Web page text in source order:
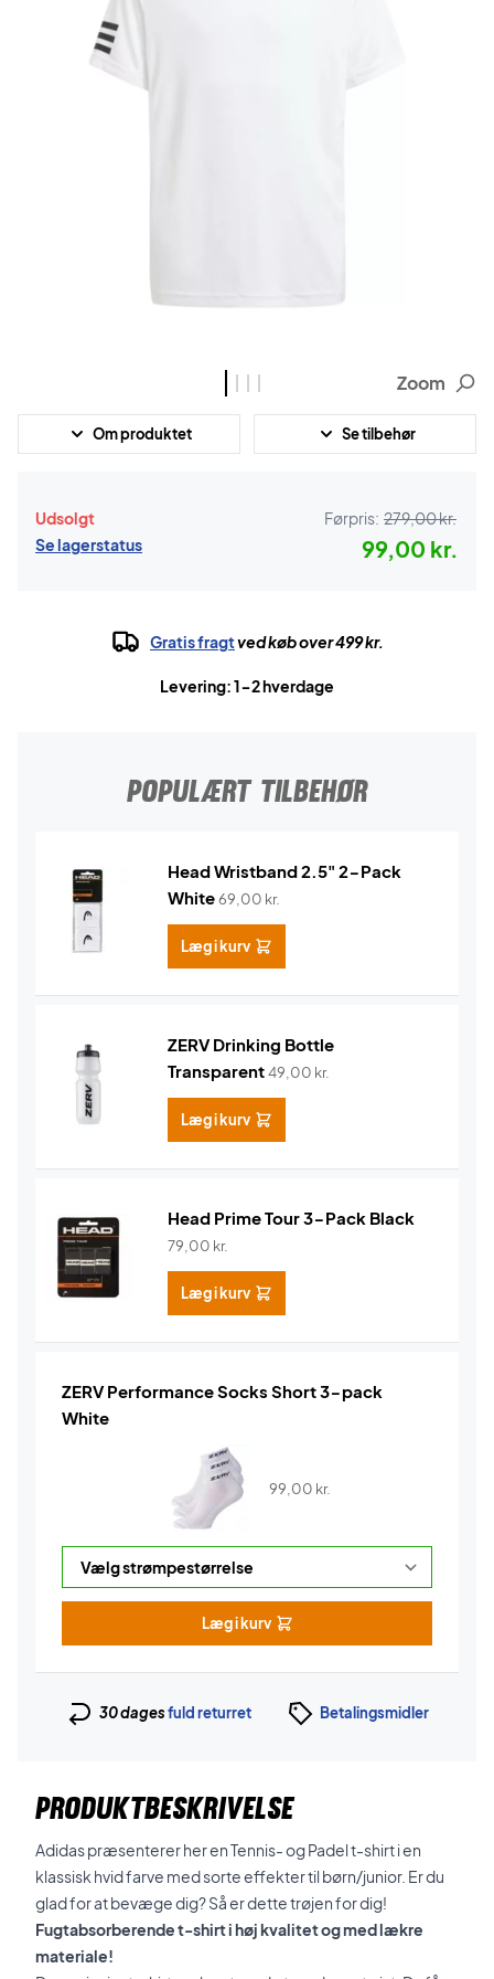
Zoom
Om produktet Se tilbehør
Udsolgt
Se lagerstatus
Førpris: 279,00 kr.
99,00 kr.
Gratis fragtved køb over 499 kr.
Levering: 1-2 hverdage
POPULÆRT TILBEHØR
Head Wristband 2.5" 2-Pack
White69,00 kr.
Læg i kurv
ZERV Drinking Bottle
Transparent49,00 kr.
Læg i kurv
Head Prime Tour 3-Pack Black
79,00 kr.
Læg i kurv
ZERV Performance Socks Short 3-pack
White
99,00 kr.
Læg i kurv
30 dagesfuld returret Betalingsmidler
PRODUKTBESKRIVELSE
Adidas præsenterer her en Tennis- og Padel t-shirt i en
klassisk hvid farve med sorte effekter til børn/junior. Er du
glad for at bevæge dig? Så er dette trøjen for dig!
Fugtabsorberende t-shirt i høj kvalitet og med lækre
materiale!